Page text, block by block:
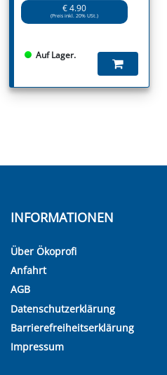
€ 4.90
(Preis inkl. 20% USt.)
Auf Lager.
INFORMATIONEN
Über Ökoprofi
Anfahrt
AGB
Datenschutzerklärung
Barrierefreiheitserklärung
Impressum